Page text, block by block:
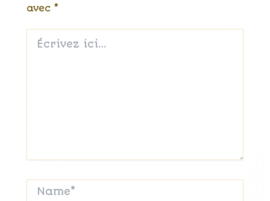
avec *
ici…
Name*